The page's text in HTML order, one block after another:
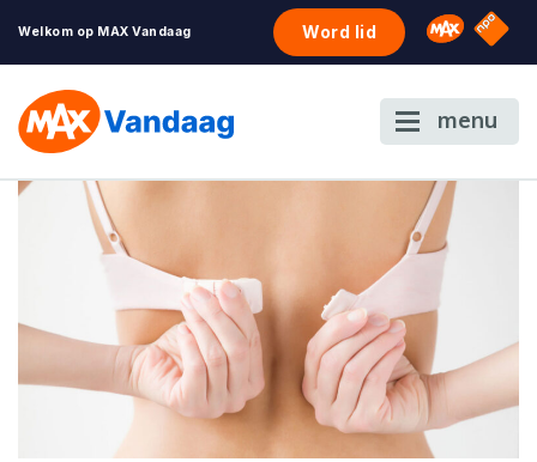
Welkom op MAX Vandaag Word lid Omroep
NPO
menu